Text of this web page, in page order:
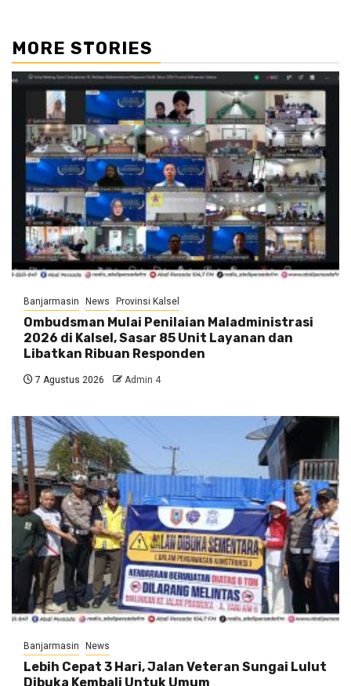
MORE STORIES
Banjarmasin News Provinsi Kalsel
Ombudsman Mulai Penilaian Maladministrasi
2026 di Kalsel, Sasar 85 Unit Layanan dan
Libatkan Ribuan Responden
7 Agustus 2026 Admin 4
Banjarmasin News
Lebih Cepat 3 Hari, Jalan Veteran Sungai Lulut
Dibuka Kembali Untuk Umum